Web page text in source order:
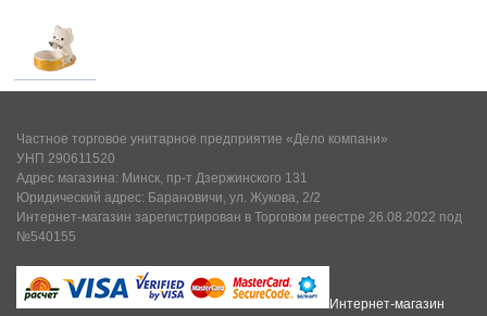
Частное торговое унитарное предприятие «Дело компани»
УНП 290611520
Адрес магазина: Минск, пр-т Дзержинского 131
Юридический адрес: Барановичи, ул. Жукова, 2/2
Интернет-магазин зарегистрирован в Торговом реестре 26.08.2022 под
№540155
Интернет-магазин